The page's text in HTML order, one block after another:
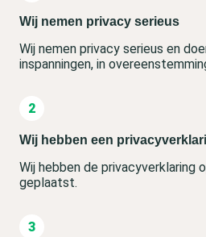
Wij nemen privacy serieus
Wij nemen privacy serieus en
inspanningen, in
Wij hebben een
Wij hebben de privacyverklaring
geplaatst.